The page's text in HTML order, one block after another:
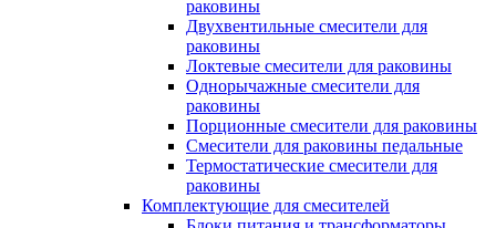
раковины
Двухвентильные смесители для
раковины
Локтевые смесители для раковины
Однорычажные смесители для
раковины
Порционные смесители для раковины
Смесители для раковины педальные
Термостатические смесители для
раковины
Комплектующие для смесителей